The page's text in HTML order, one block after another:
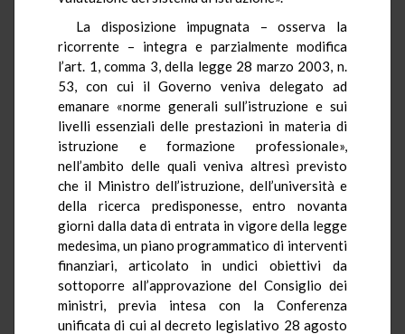
La disposizione impugnata – osserva la
ricorrente – integra e parzialmente modifica
l’art. 1, comma 3, della legge 28 marzo 2003, n.
53, con cui il Governo veniva delegato ad
emanare «norme generali sull’istruzione e sui
livelli essenziali delle prestazioni in materia di
istruzione e formazione professionale»,
nell’ambito delle quali veniva altresì previsto
che il Ministro dell’istruzione, dell’università e
della ricerca predisponesse, entro novanta
giorni dalla data di entrata in vigore della legge
medesima, un piano programmatico di interventi
finanziari, articolato in undici obiettivi da
sottoporre all’approvazione del Consiglio dei
ministri, previa intesa con la Conferenza
unificata di cui al decreto legislativo 28 agosto